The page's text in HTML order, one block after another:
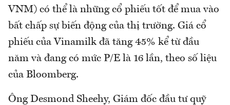
VNM) có thể là những cổ phiếu tốt để mua vào
bất chấp sự biến động của thị trường. Giá cổ
phiếu của Vinamilk đã tăng 45% kể từ đầu
năm và đang có mức P/E là 16 lần, theo số liệu
của Bloomberg.
Ông Desmond Sheehy, Giám đốc đầu tư quỹ